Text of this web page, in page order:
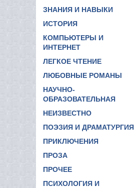
ЗНАНИЯ И НАВЫКИ
ИСТОРИЯ
КОМПЬЮТЕРЫ И
ИНТЕРНЕТ
ЛЕГКОЕ ЧТЕНИЕ
ЛЮБОВНЫЕ РОМАНЫ
НАУЧНО-
ОБРАЗОВАТЕЛЬНАЯ
НЕИЗВЕСТНО
ПОЭЗИЯ И ДРАМАТУРГИЯ
ПРИКЛЮЧЕНИЯ
ПРОЗА
ПРОЧЕЕ
ПСИХОЛОГИЯ И